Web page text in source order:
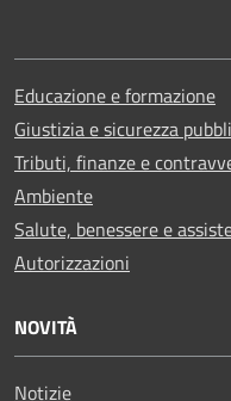
Educazione e formazione
Giustizia e sicurezza
Tributi, finanze e
Ambiente
Salute, benessere e
Autorizzazioni
NOVITÀ
Notizie